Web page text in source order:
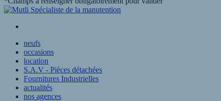
neufs
occasions
location
S.A.V - Pièces détachées
Fournitures Industrielles
actualités
nos agences